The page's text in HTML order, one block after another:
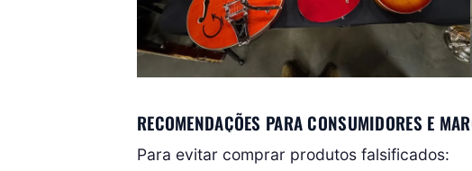
RECOMENDAÇÕES PARA CONSUMIDORES E
Para evitar comprar produtos falsificados: